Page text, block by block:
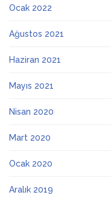
Ocak 2022
Ağustos 2021
Haziran 2021
Mayıs 2021
Nisan 2020
Mart 2020
Ocak 2020
Aralık 2019